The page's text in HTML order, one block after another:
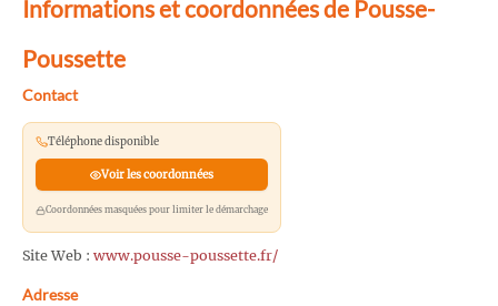
Informations et coordonnées de Pousse-
Poussette
Contact
Téléphone disponible
Voir les coordonnées
Coordonnées masquées pour limiter le démarchage
Site Web : www.pousse-poussette.fr/
Adresse